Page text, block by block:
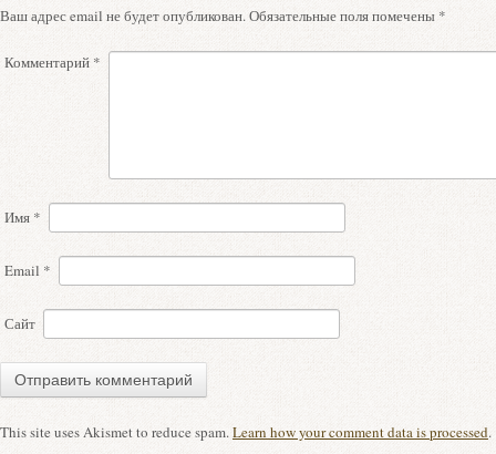
Ваш адрес email не будет опубликован.Обязательные поля помечены *
Комментарий *
Имя *
Email *
Сайт
This site uses Akismet to reduce spam.Learn how your comment data is processed.